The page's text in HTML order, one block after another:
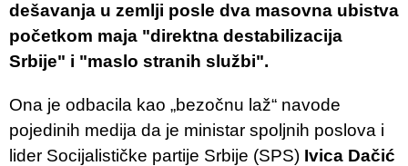
dešavanja u zemlji posle dva masovna ubistva
početkom maja "direktna destabilizacija
Srbije" i "maslo stranih službi".
Ona je odbacila kao „bezočnu laž“ navode
pojedinih medija da je ministar spoljnih poslova i
lider Socijalističke partije Srbije (SPS) Ivica Dačić